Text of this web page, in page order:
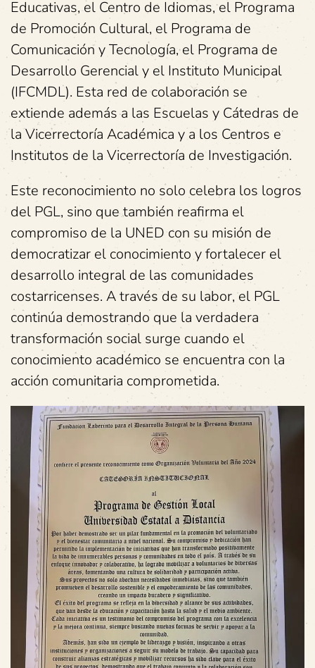
Educativas, el Centro de Idiomas, el Programa
de Promoción Cultural, el Programa de
Comunicación y Tecnología, el Programa de
Desarrollo Gerencial y el Instituto Municipal
(IFCMDL). Esta red de colaboración se
extiende además a las Escuelas y Cátedras de
la Vicerrectoría Académica y a los Centros e
Institutos de la Vicerrectoría de Investigación.
Este reconocimiento no solo celebra los logros
del PGL, sino que también reafirma el
compromiso de la UNED con su misión de
democratizar el conocimiento y fortalecer el
desarrollo integral de las comunidades
costarricenses. A través de su labor, el PGL
continúa demostrando que la verdadera
transformación social surge cuando el
conocimiento académico se encuentra con la
acción comunitaria comprometida.